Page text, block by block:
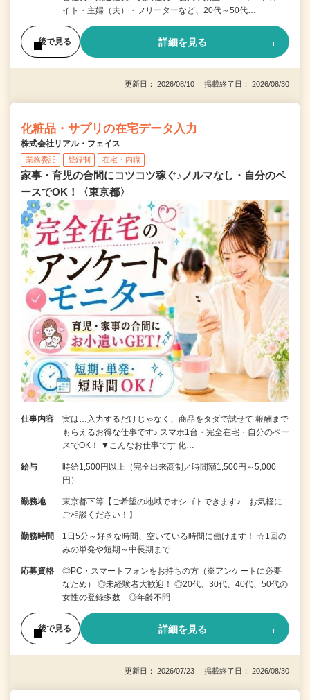
イト・主婦（夫）・フリーターなど、20代～50代…
後で見る 詳細を見る
更新日： 2026/08/10 掲載終了日： 2026/08/30
化粧品・サプリの在宅データ入力
株式会社リアル・フェイス
業務委託 登録制 在宅・内職
家事・育児の合間にコツコツ稼ぐ♪ノルマなし・自分のペ
ースでOK！〈東京都〉
仕事内容
実は…入力するだけじゃなく、商品をタダで試せて 報酬まで
もらえるお得な仕事です♪ スマホ1台・完全在宅・自分のペー
スでOK！ ▼こんなお仕事です 化…
給与
時給1,500円以上（完全出来高制／時間額1,500円～5,000
円）
勤務地
東京都下等【ご希望の地域でオシゴトできます♪ お気軽に
ご相談ください！】
勤務時間
1日5分～好きな時間、空いている時間に働けます！ ☆1回の
みの単発や短期～中長期まで…
応募資格
◎PC・スマートフォンをお持ちの方（※アンケートに必要
なため） ◎未経験者大歓迎！ ◎20代、30代、40代、50代の
女性の登録多数 ◎年齢不問
後で見る 詳細を見る
更新日： 2026/07/23 掲載終了日： 2026/08/30